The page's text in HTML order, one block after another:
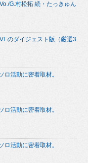
G.村松拓 続・たっきゅん
のダイジェスト版（厳選3
ロ活動に密着取材。
ロ活動に密着取材。
ロ活動に密着取材。